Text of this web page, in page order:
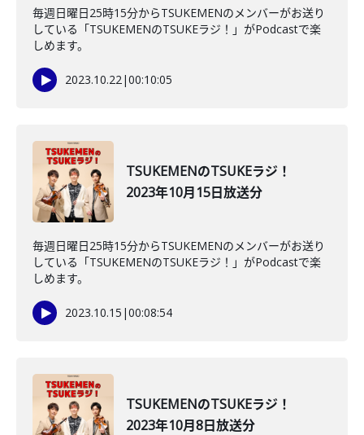
毎週日曜日25時15分からTSUKEMENのメンバーがお送り
している「TSUKEMENのTSUKEラジ！」がPodcastで楽
しめます。
2023.10.22|00:10:05
TSUKEMENのTSUKEラジ！
2023年10月15日放送分
毎週日曜日25時15分からTSUKEMENのメンバーがお送り
している「TSUKEMENのTSUKEラジ！」がPodcastで楽
しめます。
2023.10.15 |00:08:54
TSUKEMENのTSUKEラジ！
2023年10月8日放送分